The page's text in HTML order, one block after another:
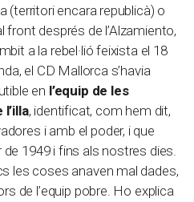
(territori encara republicà) o
front després de l’Alzamiento,
a la rebel·lió feixista el 18
el CD Mallorca s’havia
en l’equip de les
, identificat, com hem dit,
i amb el poder, i que
de 1949 i fins als nostres dies.
les coses anaven mal dades,
de l’equip pobre. Ho explica